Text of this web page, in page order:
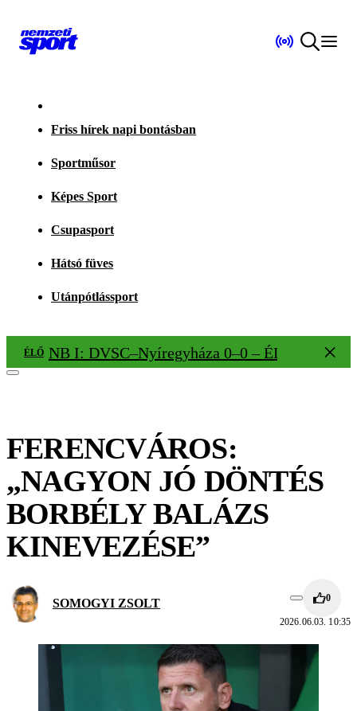
Friss hírek napi bontásban
Sportműsor
Képes Sport
Csupasport
Hátsó füves
Utánpótlássport
ÉLŐ NB I: DVSC–Nyíregyháza 0–0 – ÉLŐ!
FERENCVÁROS:
„NAGYON JÓ DÖNTÉS
BORBÉLY BALÁZS
KINEVEZÉSE”
SOMOGYI ZSOLT 0
2026.06.03. 10:35